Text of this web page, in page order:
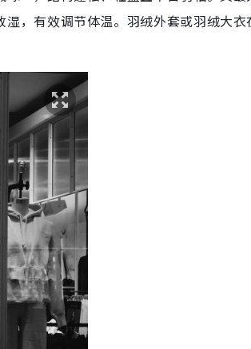
，有效调节体温。羽绒外套或羽绒大衣